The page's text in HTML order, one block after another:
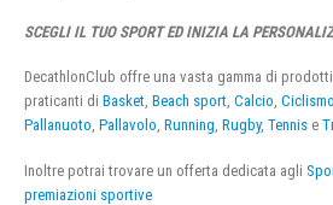
SCEGLI IL TUO SPORT ED INIZIA LA
DecathlonClub offre una vasta gamma di
praticanti di Basket, Beach sport, Calcio, Ciclismo
Pallanuoto, Pallavolo, Running, Rugby, Tennis e
Inoltre potrai trovare un offerta dedicata agli
premiazioni sportive